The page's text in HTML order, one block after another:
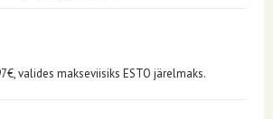
valides makseviisiks ESTO järelmaks.